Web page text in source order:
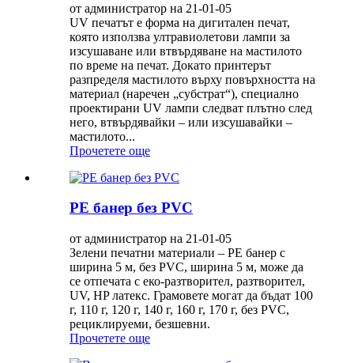
от администратор на 21-01-05
UV печатът е форма на дигитален печат,
която използва ултравиолетови лампи за
изсушаване или втвърдяване на мастилото
по време на печат. Докато принтерът
разпределя мастилото върху повърхността на
материал (наречен „субстрат“), специално
проектирани UV лампи следват плътно след
него, втвърдявайки – или изсушавайки –
мастилото...
Прочетете още
PE банер без PVC
от администратор на 21-01-05
Зелени печатни материали – PE банер с
ширина 5 м, без PVC, ширина 5 м, може да
се отпечата с еко-разтворител, разтворител,
UV, HP латекс. Грамовете могат да бъдат 100
г, 110 г, 120 г, 140 г, 160 г, 170 г, без PVC,
рециклируеми, безшевни.
Прочетете още